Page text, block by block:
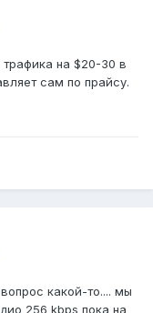
трафика на $20-30 в
сам по прайсу.
какой-то.... мы
256 kbps пока на